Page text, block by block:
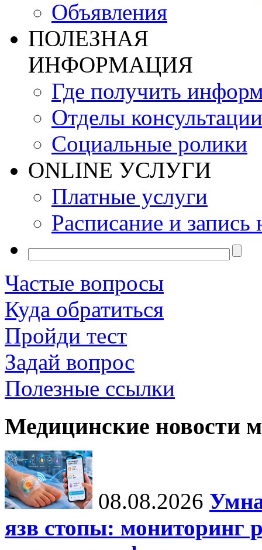
Объявления
ПОЛЕЗНАЯ
ИНФОРМАЦИЯ
Где получить
Отделы консультации
Социальные ролики
ONLINE УСЛУГИ
Платные услуги
Расписание и запись
Частые вопросы
Куда обратиться
Пройди тест
Задай вопрос
Полезные ссылки
Медицинские новости
08.08.2026
язв стопы: мониторинг